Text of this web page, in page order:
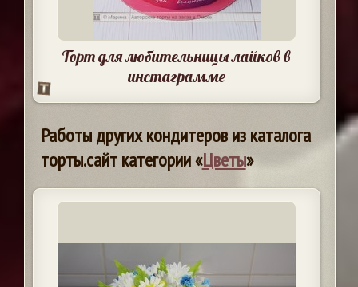
Торт для любительницы лайков в
инстаграмме
Работы других кондитеров из каталога
торты.сайт категории «Цветы»